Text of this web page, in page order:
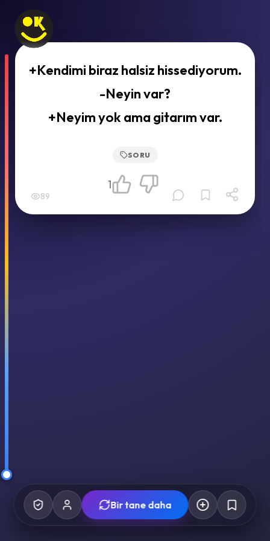
+Kendimi biraz halsiz hissediyorum.
-Neyin var?
+Neyim yok ama gitarım var.
SORU
89
1
Bir tane daha